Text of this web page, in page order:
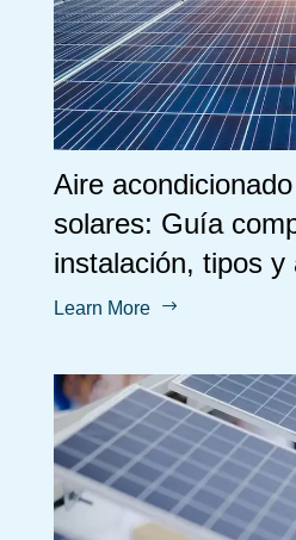
Aire
solares: Guía
instalación, tipos y
Learn More $